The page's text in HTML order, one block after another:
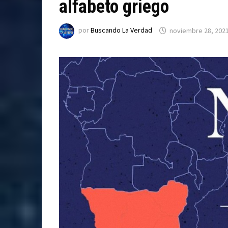
alfabeto griego
porBuscando La Verdad noviembre 28,